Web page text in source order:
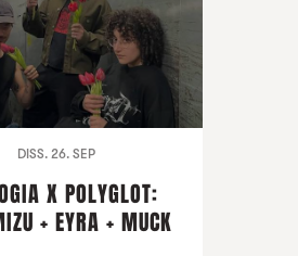
DISS. 26. SEP
X POLYGLOT:
+ EYRA + MUCK